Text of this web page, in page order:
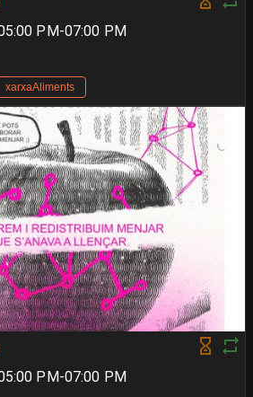
PM-07:00 PM
xarxaAliments
PM-07:00 PM